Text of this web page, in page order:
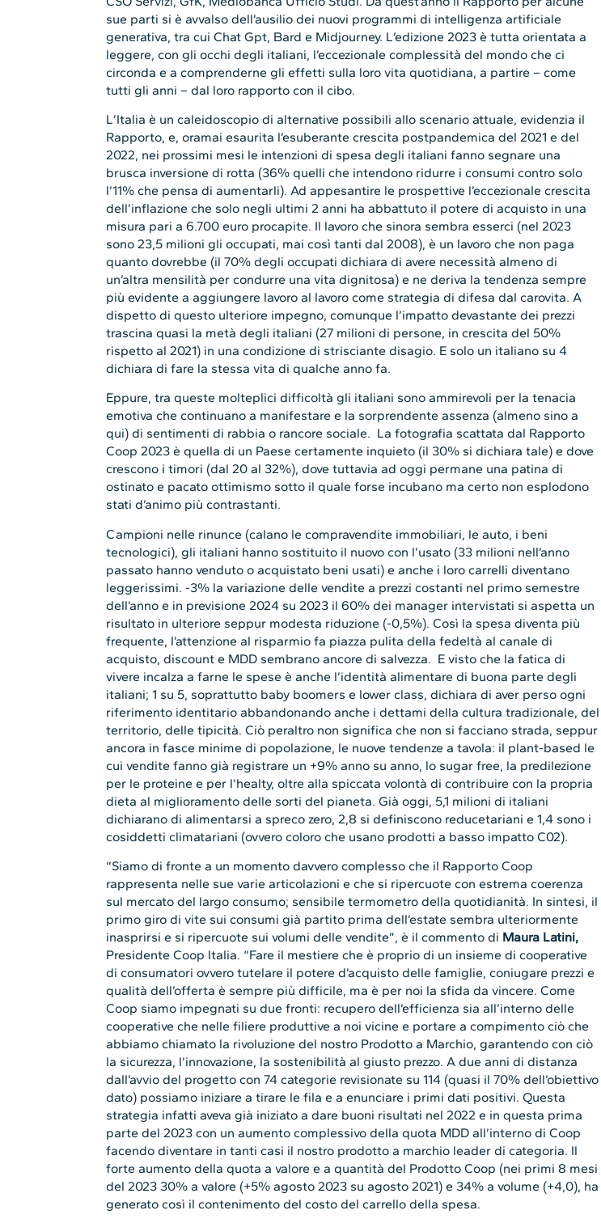
sue parti si è avvalso dell’ausilio dei nuovi programmi di intelligenza artificiale
generativa, tra cui Chat Gpt, Bard e Midjourney. L’edizione 2023 è tutta orientata a
leggere, con gli occhi degli italiani, l’eccezionale complessità del mondo che ci
circonda e a comprenderne gli effetti sulla loro vita quotidiana, a partire – come
tutti gli anni – dal loro rapporto con il cibo.
L’Italia è un caleidoscopio di alternative possibili allo scenario attuale, evidenzia il
Rapporto, e, oramai esaurita l’esuberante crescita postpandemica del 2021 e del
2022, nei prossimi mesi le intenzioni di spesa degli italiani fanno segnare una
brusca inversione di rotta (36% quelli che intendono ridurre i consumi contro solo
l’11% che pensa di aumentarli). Ad appesantire le prospettive l’eccezionale crescita
dell’inflazione che solo negli ultimi 2 anni ha abbattuto il potere di acquisto in una
misura pari a 6.700 euro procapite. Il lavoro che sinora sembra esserci (nel 2023
sono 23,5 milioni gli occupati, mai così tanti dal 2008), è un lavoro che non paga
quanto dovrebbe (il 70% degli occupati dichiara di avere necessità almeno di
un’altra mensilità per condurre una vita dignitosa) e ne deriva la tendenza sempre
più evidente a aggiungere lavoro al lavoro come strategia di difesa dal carovita. A
dispetto di questo ulteriore impegno, comunque l’impatto devastante dei prezzi
trascina quasi la metà degli italiani (27 milioni di persone, in crescita del 50%
rispetto al 2021) in una condizione di strisciante disagio. E solo un italiano su 4
dichiara di fare la stessa vita di qualche anno fa.
Eppure, tra queste molteplici difficoltà gli italiani sono ammirevoli per la tenacia
emotiva che continuano a manifestare e la sorprendente assenza (almeno sino a
qui) di sentimenti di rabbia o rancore sociale. La fotografia scattata dal Rapporto
Coop 2023 è quella di un Paese certamente inquieto (il 30% si dichiara tale) e dove
crescono i timori (dal 20 al 32%), dove tuttavia ad oggi permane una patina di
ostinato e pacato ottimismo sotto il quale forse incubano ma certo non esplodono
stati d’animo più contrastanti.
Campioni nelle rinunce (calano le compravendite immobiliari, le auto, i beni
tecnologici), gli italiani hanno sostituito il nuovo con l’usato (33 milioni nell’anno
passato hanno venduto o acquistato beni usati) e anche i loro carrelli diventano
leggerissimi. -3% la variazione delle vendite a prezzi costanti nel primo semestre
dell’anno e in previsione 2024 su 2023 il 60% dei manager intervistati si aspetta un
risultato in ulteriore seppur modesta riduzione (-0,5%). Così la spesa diventa più
frequente, l’attenzione al risparmio fa piazza pulita della fedeltà al canale di
acquisto, discount e MDD sembrano ancore di salvezza. E visto che la fatica di
vivere incalza a farne le spese è anche l’identità alimentare di buona parte degli
italiani; 1 su 5, soprattutto baby boomers e lower class, dichiara di aver perso ogni
riferimento identitario abbandonando anche i dettami della cultura tradizionale, del
territorio, delle tipicità. Ciò peraltro non significa che non si facciano strada, seppur
ancora in fasce minime di popolazione, le nuove tendenze a tavola: il plant-based le
cui vendite fanno già registrare un +9% anno su anno, lo sugar free, la predilezione
per le proteine e per l’healty, oltre alla spiccata volontà di contribuire con la propria
dieta al miglioramento delle sorti del pianeta. Già oggi, 5,1 milioni di italiani
dichiarano di alimentarsi a spreco zero, 2,8 si definiscono reducetariani e 1,4 sono i
cosiddetti climatariani (ovvero coloro che usano prodotti a basso impatto C02).
“Siamo di fronte a un momento davvero complesso che il Rapporto Coop
rappresenta nelle sue varie articolazioni e che si ripercuote con estrema coerenza
sul mercato del largo consumo; sensibile termometro della quotidianità. In sintesi, il
primo giro di vite sui consumi già partito prima dell’estate sembra ulteriormente
inasprirsi e si ripercuote sui volumi delle vendite”, è il commento di Maura Latini,
Presidente Coop Italia. “Fare il mestiere che è proprio di un insieme di cooperative
di consumatori ovvero tutelare il potere d’acquisto delle famiglie, coniugare prezzi e
qualità dell’offerta è sempre più difficile, ma è per noi la sfida da vincere. Come
Coop siamo impegnati su due fronti: recupero dell’efficienza sia all’interno delle
cooperative che nelle filiere produttive a noi vicine e portare a compimento ciò che
abbiamo chiamato la rivoluzione del nostro Prodotto a Marchio, garantendo con ciò
la sicurezza, l’innovazione, la sostenibilità al giusto prezzo. A due anni di distanza
dall’avvio del progetto con 74 categorie revisionate su 114 (quasi il 70% dell’obiettivo
dato) possiamo iniziare a tirare le fila e a enunciare i primi dati positivi. Questa
strategia infatti aveva già iniziato a dare buoni risultati nel 2022 e in questa prima
parte del 2023 con un aumento complessivo della quota MDD all’interno di Coop
facendo diventare in tanti casi il nostro prodotto a marchio leader di categoria. Il
forte aumento della quota a valore e a quantità del Prodotto Coop (nei primi 8 mesi
del 2023 30% a valore (+5% agosto 2023 su agosto 2021) e 34% a volume (+4,0), ha
generato così il contenimento del costo del carrello della spesa.